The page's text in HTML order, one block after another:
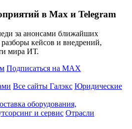
в Max и Telegram
за анонсами ближайших
кейсов и внедрений,
мира ИТ.
Подписаться на MAX
Все сайты Галэкс Юридические
оборудования,
и сервис Отрасли